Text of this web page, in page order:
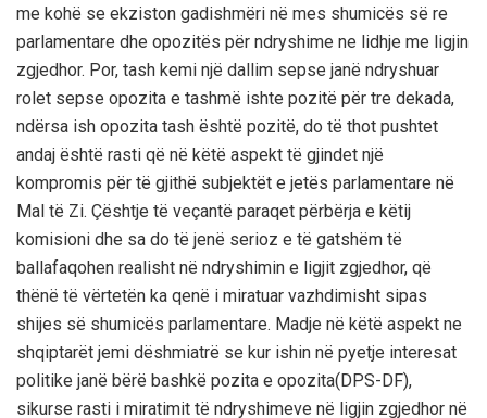
me kohë se ekziston gadishmëri në mes shumicës së re
parlamentare dhe opozitës për ndryshime ne lidhje me ligjin
zgjedhor. Por, tash kemi një dallim sepse janë ndryshuar
rolet sepse opozita e tashmë ishte pozitë për tre dekada,
ndërsa ish opozita tash është pozitë, do të thot pushtet
andaj është rasti që në këtë aspekt të gjindet një
kompromis për të gjithë subjektët e jetës parlamentare në
Mal të Zi. Çështje të veçantë paraqet përbërja e këtij
komisioni dhe sa do të jenë serioz e të gatshëm të
ballafaqohen realisht në ndryshimin e ligjit zgjedhor, që
thënë të vërtetën ka qenë i miratuar vazhdimisht sipas
shijes së shumicës parlamentare. Madje në këtë aspekt ne
shqiptarët jemi dëshmiatrë se kur ishin në pyetje interesat
politike janë bërë bashkë pozita e opozita(DPS-DF),
sikurse rasti i miratimit të ndryshimeve në ligjin zgjedhor në